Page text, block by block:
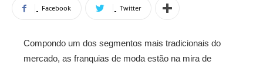
Facebook Twitter
Compondo um dos segmentos mais tradicionais do
mercado, as franquias de moda estão na mira de